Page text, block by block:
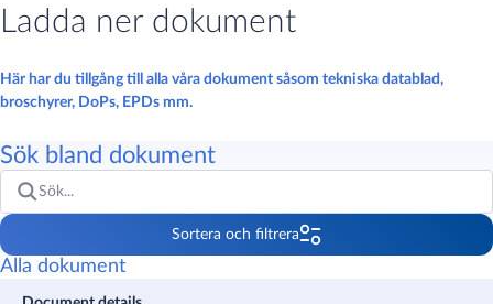
Ladda ner dokument
Här har du tillgång till alla våra dokument såsom tekniska datablad,
broschyrer, DoPs, EPDs mm.
Sök bland dokument
Sortera och filtrera
Sortera
Alla dokument